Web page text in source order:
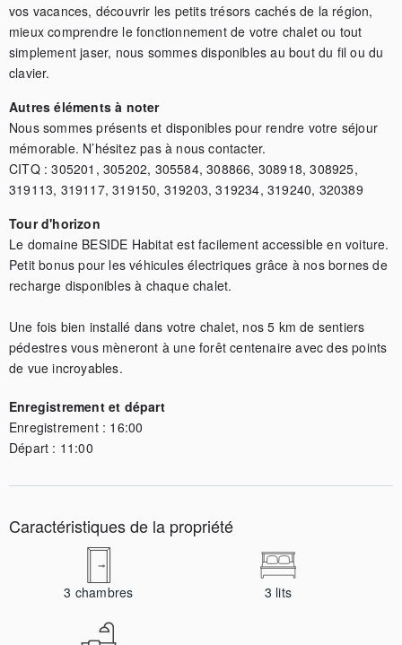
vos vacances, découvrir les petits trésors cachés de la région,
mieux comprendre le fonctionnement de votre chalet ou tout
simplement jaser, nous sommes disponibles au bout du fil ou du
clavier.
Autres éléments à noter
Nous sommes présents et disponibles pour rendre votre séjour
mémorable. N’hésitez pas à nous contacter.
CITQ : 305201, 305202, 305584, 308866, 308918, 308925,
319113, 319117, 319150, 319203, 319234, 319240, 320389
Tour d'horizon
Le domaine BESIDE Habitat est facilement accessible en voiture.
Petit bonus pour les véhicules électriques grâce à nos bornes de
recharge disponibles à chaque chalet.
Une fois bien installé dans votre chalet, nos 5 km de sentiers
pédestres vous mèneront à une forêt centenaire avec des points
de vue incroyables.
Enregistrement et départ
Enregistrement : 16:00
Départ : 11:00
Caractéristiques de la propriété
3 chambres 3 lits